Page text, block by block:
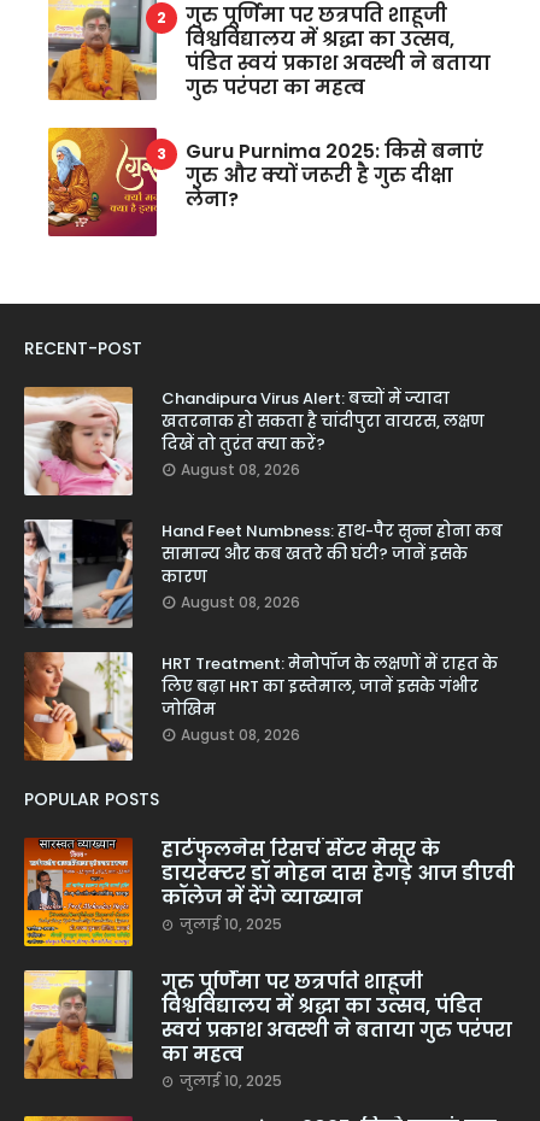
गुरु पूर्णिमा पर छत्रपति शाहूजी
विश्वविद्यालय में श्रद्धा का उत्सव,
पंडित स्वयं प्रकाश अवस्थी ने बताया
गुरु परंपरा का महत्व
Guru Purnima 2025: किसे बनाएं
गुरु और क्यों जरूरी है गुरु दीक्षा
लेना?
RECENT-POST
Chandipura Virus Alert: बच्चों में ज्यादा
खतरनाक हो सकता है चांदीपुरा वायरस, लक्षण
दिखें तो तुरंत क्या करें?
August 08, 2026
Hand Feet Numbness: हाथ-पैर सुन्न होना कब
सामान्य और कब खतरे की घंटी? जानें इसके
कारण
August 08, 2026
HRT Treatment: मेनोपॉज के लक्षणों में राहत के
लिए बढ़ा HRT का इस्तेमाल, जानें इसके गंभीर
जोखिम
August 08, 2026
POPULAR POSTS
हार्टफुलनेस रिसर्च सेंटर मैसूर के
डायरेक्टर डॉ मोहन दास हेगड़े आज डीएवी
कॉलेज में देंगे व्याख्यान
जुलाई 10, 2025
गुरु पूर्णिमा पर छत्रपति शाहूजी
विश्वविद्यालय में श्रद्धा का उत्सव, पंडित
स्वयं प्रकाश अवस्थी ने बताया गुरु परंपरा
का महत्व
जुलाई 10, 2025